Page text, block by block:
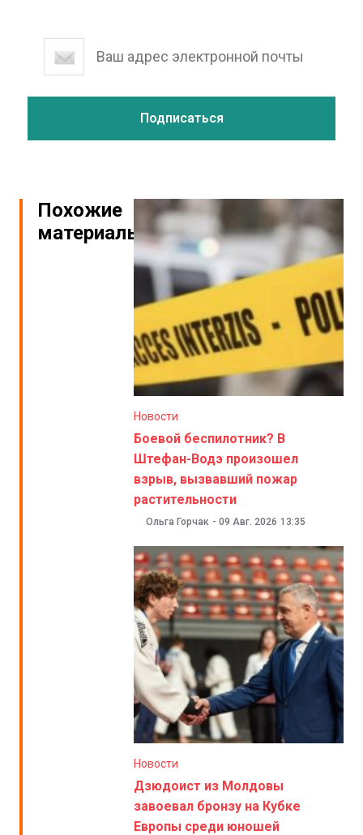
Похожие
материалы
Новости
Боевой беспилотник? В
Штефан-Водэ произошел
взрыв, вызвавший пожар
растительности
Ольга Горчак - 09 Авг. 2026 13:35
Новости
Дзюдоист из Молдовы
завоевал бронзу на Кубке
Европы среди юношей